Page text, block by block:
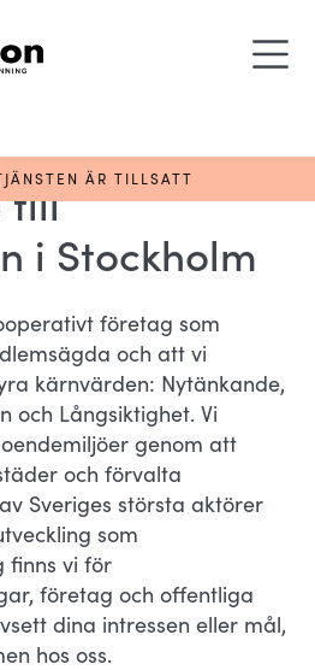
ÄR TILLSATT
till
i Stockholm
företag som
och att vi
kärnvärden: Nytänkande,
och Långsiktighet. Vi
genom att
och förvalta
Sveriges största aktörer
som
finns vi för
företag och offentliga
dina intressen eller mål,
hos oss.